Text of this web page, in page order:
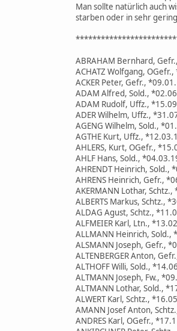
Man sollte natürlich auch
starben oder in sehr
ABRAHAM Bernhard,
ACHATZ Wolfgang,
ACKER Peter, Gefr.,
ADAM Alfred, Sold.,
ADAM Rudolf, Uffz.,
ADER Wilhelm, Uffz.,
AGENG Wilhelm, Sold.,
AGTHE Kurt, Uffz.,
AHLERS, Kurt, OGefr.,
AHLF Hans, Sold.,
AHRENDT Heinrich,
AHRENS Heinrich, Gefr.,
AKERMANN Lothar,
ALBERTS Markus, Schtz.,
ALDAG Agust, Schtz.,
ALFMEIER Karl, Ltn.,
ALLMANN Heinrich,
ALSMANN Joseph, Gefr.,
ALTENBERGER Anton,
ALTHOFF Willi, Sold.,
ALTMANN Joseph, Fw.,
ALTMANN Lothar, Sold.,
ALWERT Karl, Schtz.,
AMANN Josef Anton,
ANDRES Karl, OGefr.,